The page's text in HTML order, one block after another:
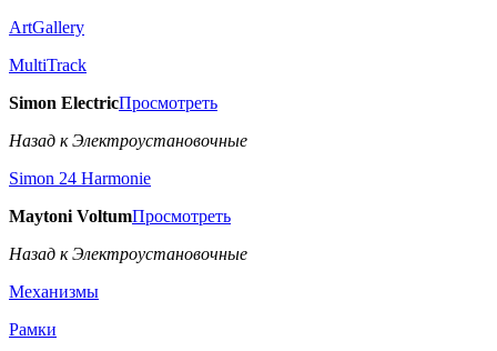
ArtGallery
MultiTrack
Simon ElectricПросмотреть
Назад к Электроустановочные
Simon 24 Harmonie
Maytoni VoltumПросмотреть
Назад к Электроустановочные
Механизмы
Рамки